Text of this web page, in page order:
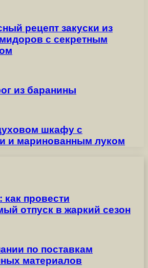
рецепт закуски из
с секретным
из баранины
шкафу с
и маринованным луком
провести
отпуск в жаркий сезон
по поставкам
материалов